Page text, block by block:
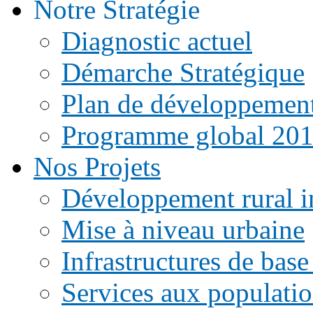
Notre Stratégie
Diagnostic actuel
Démarche Stratégique
Plan de
Programme global
Nos Projets
Développement rural
Mise à niveau urbaine
Infrastructures de
Services aux